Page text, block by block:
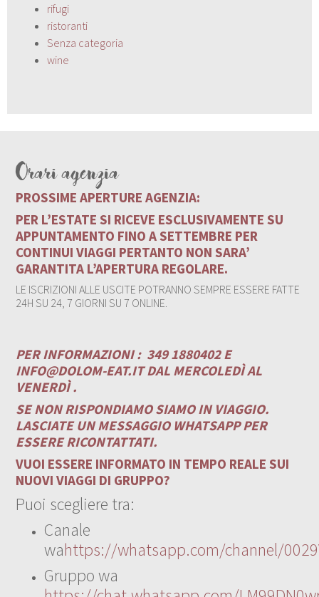
rifugi
ristoranti
Senza categoria
wine
Orari agenzia
PROSSIME APERTURE AGENZIA:
PER L’ESTATE SI RICEVE ESCLUSIVAMENTE SU
APPUNTAMENTO FINO A SETTEMBRE PER
CONTINUI VIAGGI PERTANTO NON SARA’
GARANTITA L’APERTURA REGOLARE.
LE ISCRIZIONI ALLE USCITE POTRANNO SEMPRE ESSERE FATTE
24H SU 24, 7 GIORNI SU 7 ONLINE.
PER INFORMAZIONI : 349 1880402 E
INFO@DOLOM-EAT.ITDAL MERCOLEDÌ AL
VENERDÌ .
SE NON RISPONDIAMO SIAMO IN VIAGGIO.
LASCIATE UN MESSAGGIO WHATSAPP PER
ESSERE RICONTATTATI.
VUOI ESSERE INFORMATO IN TEMPO REALE SUI
NUOVI VIAGGI DI GRUPPO?
Puoi scegliere tra:
Canale
wahttps://whatsapp.com/channel/
Gruppo wa